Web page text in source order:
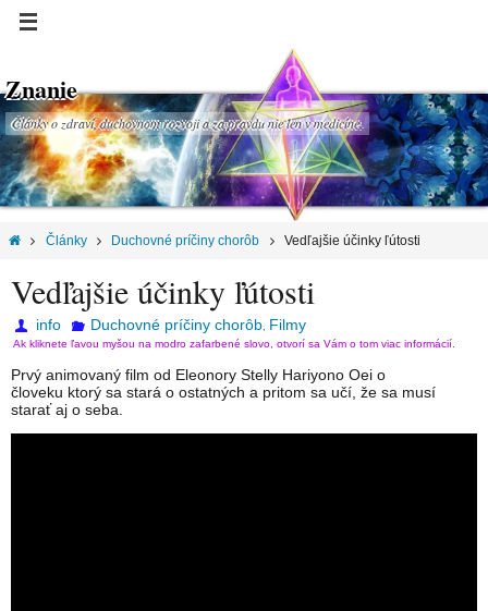
Znanie
Články o zdraví, duchovnom rozvoji a za pravdu nie len v medicíne.
Články Duchovné príčiny chorôb Vedľajšie účinky ľútosti
Vedľajšie účinky ľútosti
info Duchovné príčiny chorôb, Filmy
Ak kliknete ľavou myšou na modro zafarbené slovo, otvorí sa Vám o tom viac informácií.
Prvý animovaný film od Eleonory Stelly Hariyono Oei o
človeku ktorý sa stará o ostatných a pritom sa učí, že sa musí
starať aj o seba.